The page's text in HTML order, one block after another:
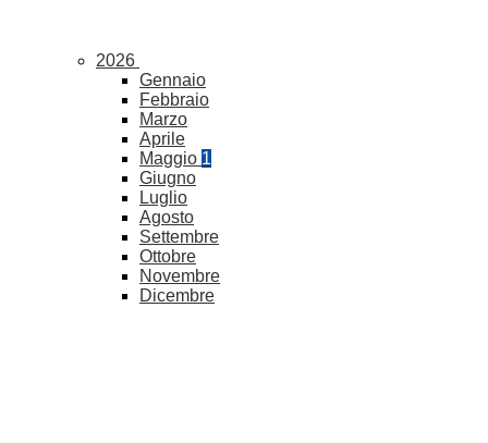
2026
Gennaio
Febbraio
Marzo
Aprile
Maggio 1
Giugno
Luglio
Agosto
Settembre
Ottobre
Novembre
Dicembre